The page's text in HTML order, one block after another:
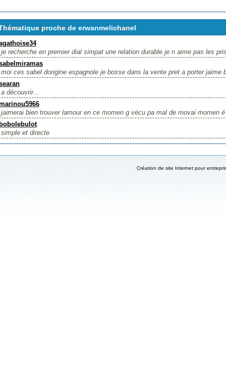
proche de erwanmelichanel
je recherche en premier dial simpat une relation durable je n aime pas les
moi ces sabel dorigine espagnole je bosse dans la vente pret a porter jaime
a découvrir...
jaimerai bien trouver lamour en ce momen g vécu pa mal de movai momen
simple et directe
Création de site Internet pour